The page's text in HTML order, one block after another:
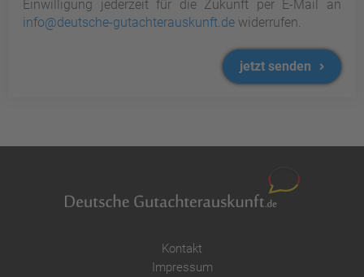
Einwilligung jederzeit für die Zukunft per E-Mail an
info@deutsche-gutachterauskunft.de widerrufen.
jetzt senden
Kontakt
Impressum